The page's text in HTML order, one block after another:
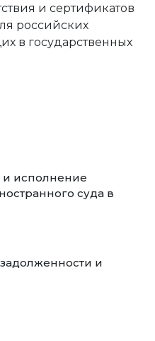
и сертификатов
российских
в государственных
исполнение
суда в
и